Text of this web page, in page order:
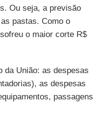
Ou seja, a previsão
pastas. Como o
o maior corte R$
da União: as despesas
as despesas
passagens